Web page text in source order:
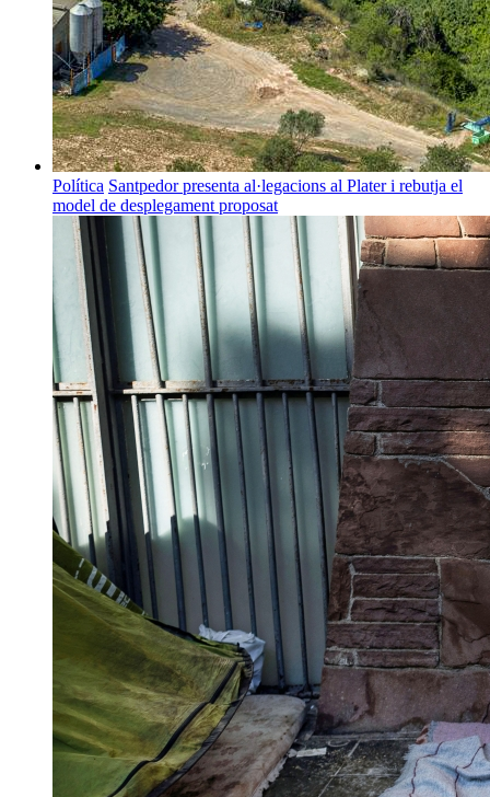
Política Santpedor presenta al·legacions al Plater i rebutja el
model de desplegament proposat